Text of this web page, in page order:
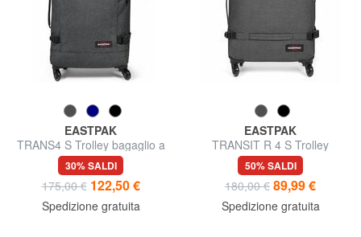
EASTPAK
TRANS4 S Trolley bagaglio a
mano
30% SALDI
175,00 € 122,50 €
Spedizione gratuita
EASTPAK
TRANSIT R 4 S Trolley
bagaglio a mano
50% SALDI
180,00 € 89,99 €
Spedizione gratuita